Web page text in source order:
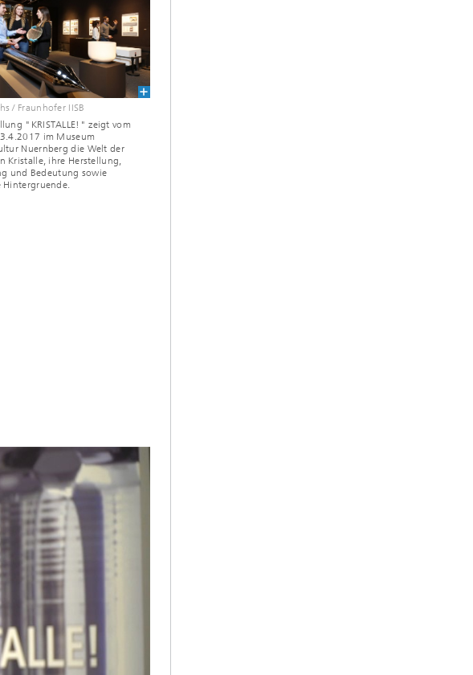
/ Fraunhofer IISB
"KRISTALLE!" zeigt vom
im Museum
Nuernberg die Welt der
Kristalle, ihre Herstellung,
und Bedeutung sowie
Hintergruende.